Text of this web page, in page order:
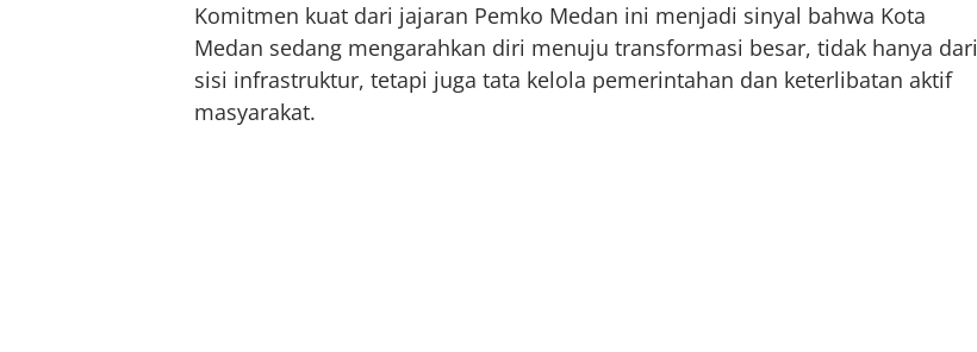
Komitmen kuat dari jajaran Pemko Medan ini menjadi sinyal bahwa Kota
Medan sedang mengarahkan diri menuju transformasi besar, tidak hanya dari
sisi infrastruktur, tetapi juga tata kelola pemerintahan dan keterlibatan aktif
masyarakat.